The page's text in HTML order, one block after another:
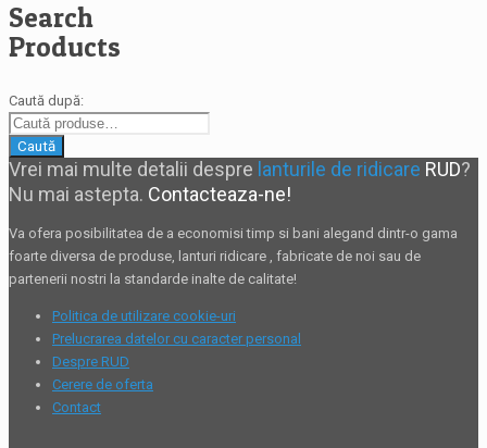
Search
Products
Caută după:
Caută
Vrei mai multe detalii despre lanturile de ridicare RUD?
Nu mai astepta. Contacteaza-ne!
Va ofera posibilitatea de a economisi timp si bani alegand dintr-o gama
foarte diversa de produse, lanturi ridicare , fabricate de noi sau de
partenerii nostri la standarde inalte de calitate!
Politica de utilizare cookie-uri
Prelucrarea datelor cu caracter personal
Despre RUD
Cerere de oferta
Contact